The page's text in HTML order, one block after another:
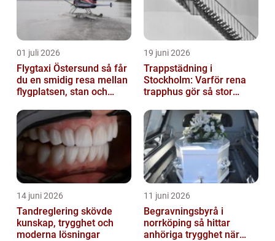
01 juli 2026
Flygtaxi Östersund så får
du en smidig resa mellan
flygplatsen, stan och
19 juni 2026
Trappstädning i
Stockholm: Varför rena
trapphus gör så stor
14 juni 2026
Tandreglering skövde
kunskap, trygghet och
moderna lösningar
11 juni 2026
Begravningsbyrå i
norrköping så hittar
anhöriga trygghet när